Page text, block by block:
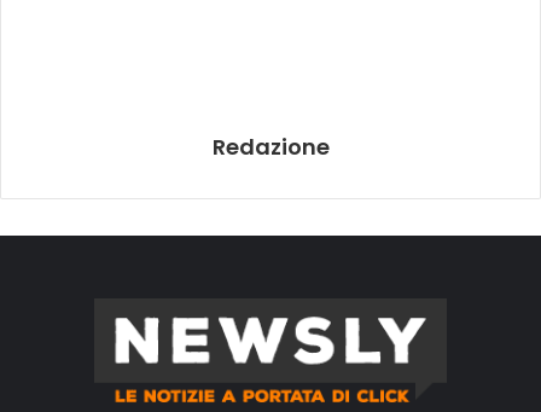
Redazione